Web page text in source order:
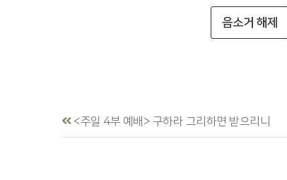
음소거 해제
<주일 4부 예배> 구하라 그리하면 받으리니